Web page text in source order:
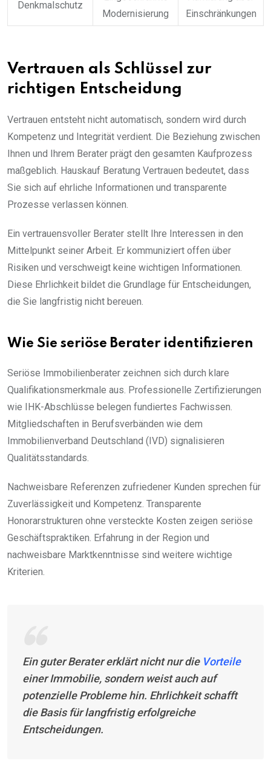
Denkmalschutz
Modernisierung
Einschränkungen
Vertrauen als Schlüssel zur
richtigen Entscheidung
Vertrauen entsteht nicht automatisch, sondern wird durch
Kompetenz und Integrität verdient. Die Beziehung zwischen
Ihnen und Ihrem Berater prägt den gesamten Kaufprozess
maßgeblich. Hauskauf Beratung Vertrauen bedeutet, dass
Sie sich auf ehrliche Informationen und transparente
Prozesse verlassen können.
Ein vertrauensvoller Berater stellt Ihre Interessen in den
Mittelpunkt seiner Arbeit. Er kommuniziert offen über
Risiken und verschweigt keine wichtigen Informationen.
Diese Ehrlichkeit bildet die Grundlage für Entscheidungen,
die Sie langfristig nicht bereuen.
Wie Sie seriöse Berater identifizieren
Seriöse Immobilienberater zeichnen sich durch klare
Qualifikationsmerkmale aus. Professionelle Zertifizierungen
wie IHK-Abschlüsse belegen fundiertes Fachwissen.
Mitgliedschaften in Berufsverbänden wie dem
Immobilienverband Deutschland (IVD) signalisieren
Qualitätsstandards.
Nachweisbare Referenzen zufriedener Kunden sprechen für
Zuverlässigkeit und Kompetenz. Transparente
Honorarstrukturen ohne versteckte Kosten zeigen seriöse
Geschäftspraktiken. Erfahrung in der Region und
nachweisbare Marktkenntnisse sind weitere wichtige
Kriterien.
Ein guter Berater erklärt nicht nur die Vorteile
einer Immobilie, sondern weist auch auf
potenzielle Probleme hin. Ehrlichkeit schafft
die Basis für langfristig erfolgreiche
Entscheidungen.